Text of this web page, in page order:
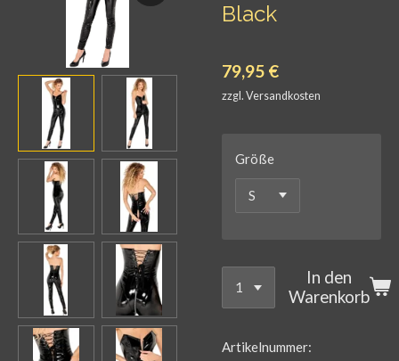
Black
79,95 €
zzgl. Versandkosten
Größe
In den
Warenkorb
Artikelnummer: